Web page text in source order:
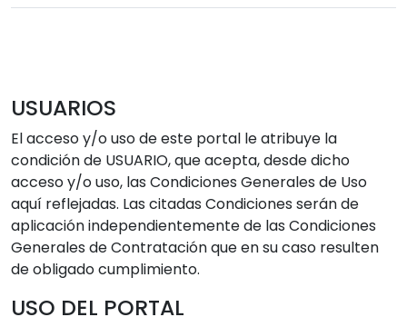
USUARIOS
El acceso y/o uso de este portal le atribuye la
condición de USUARIO, que acepta, desde dicho
acceso y/o uso, las Condiciones Generales de Uso
aquí reflejadas. Las citadas Condiciones serán de
aplicación independientemente de las Condiciones
Generales de Contratación que en su caso resulten
de obligado cumplimiento.
USO DEL PORTAL